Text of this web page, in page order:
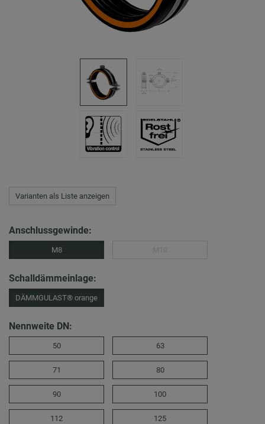
Varianten als Liste anzeigen
Anschlussgewinde:
M8
Schalldämmeinlage:
DÄMMGULAST® orange
Nennweite DN:
50 63
71 80
90 100
112 125